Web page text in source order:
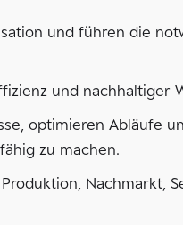
und führen die
und nachhaltiger
optimieren Abläufe
zu machen.
Nachmarkt,